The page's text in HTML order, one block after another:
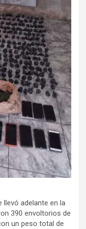
llevó adelante en la
390 envoltorios de
un peso total de